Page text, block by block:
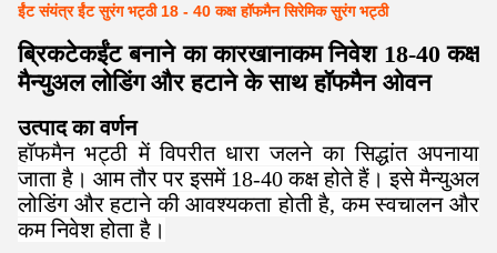
ईंट संयंत्र ईंट सुरंग भट्ठी 18 - 40 कक्ष हॉफमैन सिरेमिक सुरंग भट्ठी
ब्रिकटेकईंट बनाने का कारखानाकम निवेश 18-40 कक्ष
मैन्युअल लोडिंग और हटाने के साथ हॉफमैन ओवन
उत्पाद का वर्णन
हॉफमैन भट्ठी में विपरीत धारा जलने का सिद्धांत अपनाया
जाता है। आम तौर पर इसमें 18-40 कक्ष होते हैं। इसे मैन्युअल
लोडिंग और हटाने की आवश्यकता होती है, कम स्वचालन और
कम निवेश होता है।